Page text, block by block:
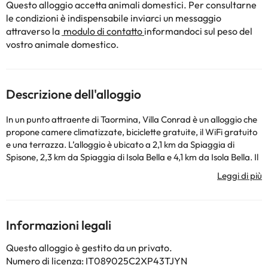
Questo alloggio accetta animali domestici. Per consultarne
le condizioni è indispensabile inviarci un messaggio
attraverso la modulo di contatto informandoci sul peso del
vostro animale domestico.
Descrizione dell'alloggio
In un punto attraente di Taormina, Villa Conrad è un alloggio che
propone camere climatizzate, biciclette gratuite, il WiFi gratuito
e una terrazza. L’alloggio è ubicato a 2,1 km da Spiaggia di
Spisone, 2,3 km da Spiaggia di Isola Bella e 4,1 km da Isola Bella. Il
questo affittacamere prevedono una TV a schermo piatto con
certe camere hanno una cucina con un frigorifero. Le unità hanno
un armadio. In struttura è disponibile una colazione a buffet,
continentale o italiana. I luoghi di interesse più famosi nei dintorni
di Villa Conrad includono Spiaggia di Villagonia, Funivia di
Informazioni legali
Questo alloggio è gestito da un privato.
Numero di licenza: IT089025C2XP43TJYN